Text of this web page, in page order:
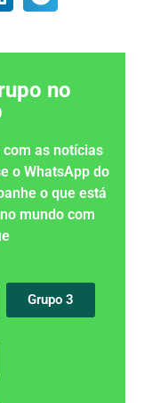
no
as notícias
o WhatsApp do
o que está
mundo com
Grupo 3